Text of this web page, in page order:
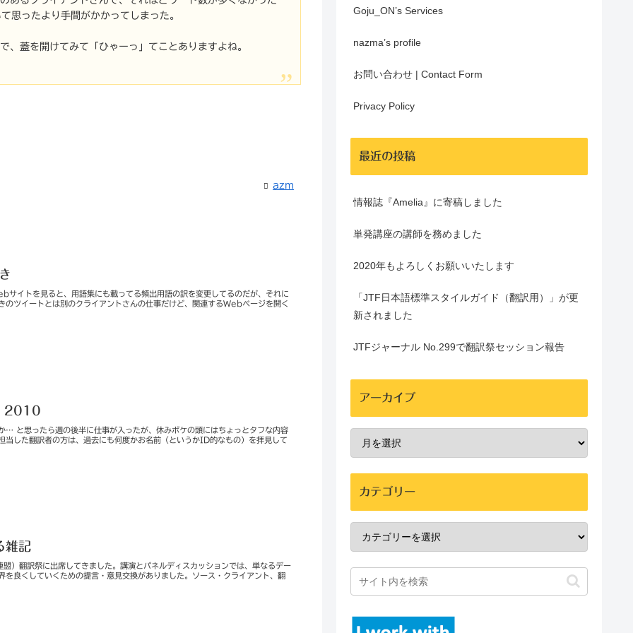
思ったより手間がかかってしまった。
蓋を開けてみて「ひゃーっ」てことありますよね。
azm
イトを見ると、用語集にも載ってる頻出用語の訳を変更してるのだが、それに
ツイートとは別のクライアントさんの仕事だけど、関連するWebページを開く
2010
と思ったら週の後半に仕事が入ったが、休みボケの頭にはちょっとタフな内容
した翻訳者の方は、過去にも何度かお名前（というかID的なもの）を拝見して
雑記
翻訳祭に出席してきました。講演とパネルディスカッションでは、単なるデー
を良くしていくための提言・意見交換がありました。ソース・クライアント、翻
Goju_ON’s Services
nazma’s profile
お問い合わせ | Contact Form
Privacy Policy
最近の投稿
情報誌『Amelia』に寄稿しました
単発講座の講師を務めました
2020年もよろしくお願いいたします
「JTF日本語標準スタイルガイド（翻訳用）」が更
新されました
JTFジャーナル No.299で翻訳祭セッション報告
アーカイブ
カテゴリー